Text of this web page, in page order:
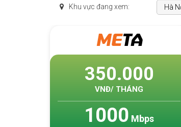
Khu vực đang xem:
META
350.000
VNĐ/ THÁNG
1000Mbps